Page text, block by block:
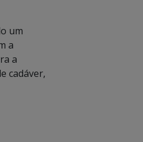
um
a
a
cadáver,